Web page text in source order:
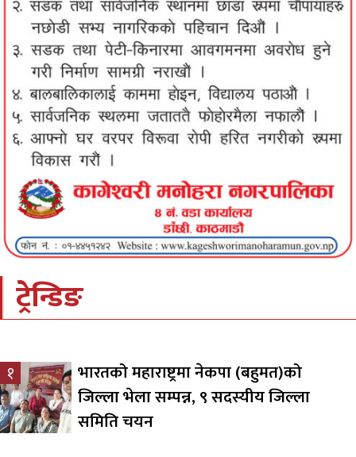
ट्रेन्डिङ
१
भारतको महाराष्ट्रमा नेकपा (बहुमत)को
जिल्ला भेला सम्पन्न, ९ सदस्यीय जिल्ला
समिति चयन